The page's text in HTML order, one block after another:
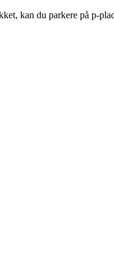
kan du parkere på p-